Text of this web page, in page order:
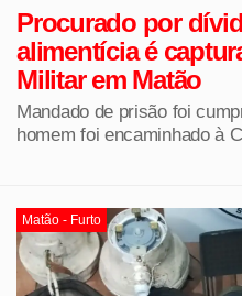
Procurado por
alimentícia é
Militar em Matão
Mandado de prisão foi
homem foi encaminhado à
Matão - Furto